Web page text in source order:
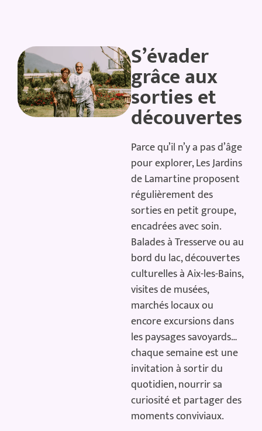
S’évader
grâce aux
sorties et
découvertes
Parce qu’il n’y a pas d’âge
pour explorer, Les Jardins
de Lamartine proposent
régulièrement des
sorties en petit groupe,
encadrées avec soin.
Balades à Tresserve ou au
bord du lac, découvertes
culturelles à Aix-les-Bains,
visites de musées,
marchés locaux ou
encore excursions dans
les paysages savoyards…
chaque semaine est une
invitation à sortir du
quotidien, nourrir sa
curiosité et partager des
moments conviviaux.